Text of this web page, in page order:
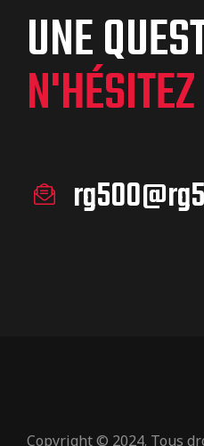
UNE
Copyright © 2024. Tous